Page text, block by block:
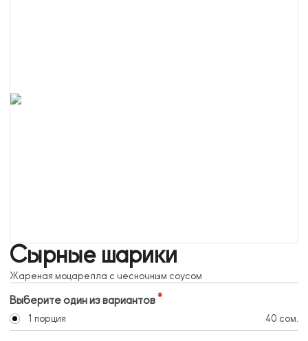
Сырные шарики
Жареная моцарелла с чесночным соусом
Выберите один из вариантов
1 порция 40 сом.